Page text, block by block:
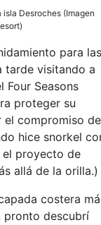
Desroches (Imagen
para las
tarde visitando a
Four Seasons
proteger su
el compromiso de
hice snorkel
el proyecto de
allá de la orilla.)
costera
pronto descubrí